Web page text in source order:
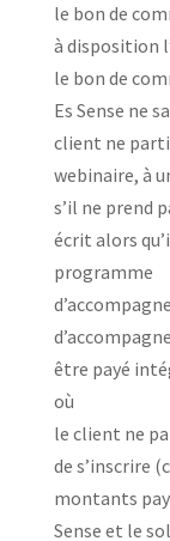
le bon de
à disposition
le bon de
Es Sense ne
client ne
webinaire, à
s’il ne prend
écrit alors
programme
être payé
où
le client ne
de s’inscrire
montants
Sense et le